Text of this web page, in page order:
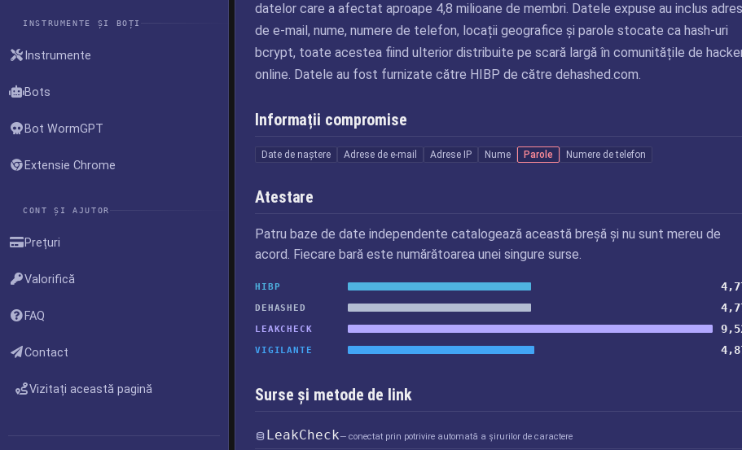
INSTRUMENTE ȘI BOȚI
Instrumente
Bots
Bot WormGPT
Extensie Chrome
CONT ȘI AJUTOR
Prețuri
Valorifică
FAQ
Contact
Vizitați această pagină
datelor care a afectat aproape 4,8 milioane de membri. Datele expuse au inclus
de e-mail, nume, numere de telefon, locații geografice și parole stocate ca hash-uri
bcrypt, toate acestea fiind ulterior distribuite pe scară largă în comunitățile de
online. Datele au fost furnizate către HIBP de către dehashed.com.
Informații compromise
Date de naștere Adrese de e-mail Adrese IP Nume Parole Numere de telefon
Atestare
Patru baze de date independente catalogează această breșă și nu sunt mereu de
acord. Fiecare bară este numărătoarea unei singure surse.
HIBP
DEHASHED
LEAKCHECK
VIGILANTE
Surse și metode de link
LeakCheck— conectat prin potrivire automată a șirurilor de caractere